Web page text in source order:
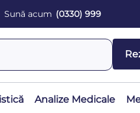
Sună acum (0330) 999
Analize Medicale